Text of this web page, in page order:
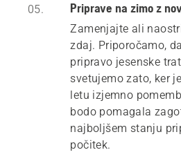
05. Priprave na zimo z
Zamenjajte ali
zdaj. Priporočamo,
pripravo jesenske
svetujemo zato, ker
letu izjemno
bodo pomagala
najboljšem stanju
počitek.